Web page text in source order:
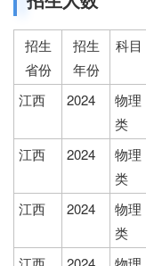
招生
省份
招生
年份
科目
江西 2024
物理
类
江西
2024
物理
类
江西
2024
物理
类